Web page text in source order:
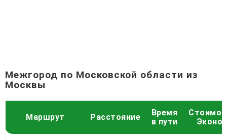
Межгород по Московской области из
Москвы
Маршрут Расстояние
Время
в пути